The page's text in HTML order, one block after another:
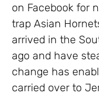
on Facebook for
trap Asian
arrived in the
ago and have
change has
carried over to